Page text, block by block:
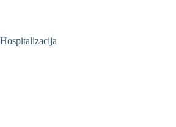
Hospitalizacija